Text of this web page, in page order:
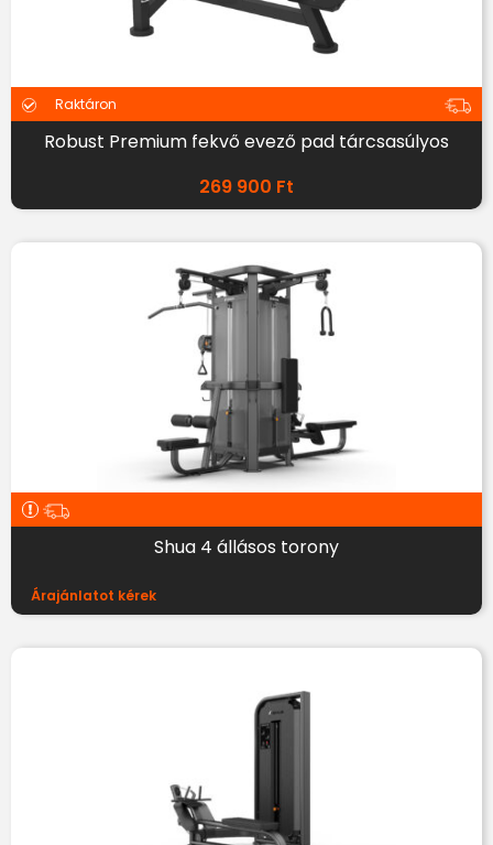
Raktáron
Robust Premium fekvő evező pad tárcsasúlyos
269 900 Ft
Shua 4 állásos torony
Árajánlatot kérek